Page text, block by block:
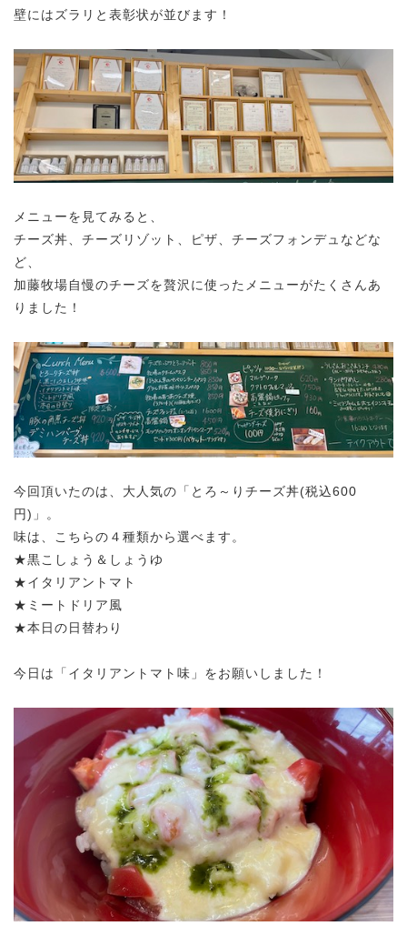
壁にはズラリと表彰状が並びます！
メニューを見てみると、
チーズ丼、チーズリゾット、ピザ、チーズフォンデュなどな
ど、
加藤牧場自慢のチーズを贅沢に使ったメニューがたくさんあ
りました！
今回頂いたのは、大人気の「とろ～りチーズ丼(税込600
円)」。
味は、こちらの４種類から選べます。
★黒こしょう＆しょうゆ
★イタリアントマト
★ミートドリア風
★本日の日替わり
今日は「イタリアントマト味」をお願いしました！